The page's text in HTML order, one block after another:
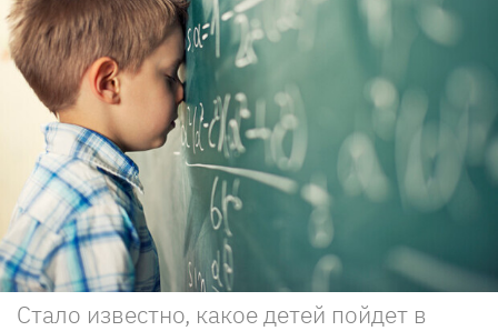
Стало известно, какое детей пойдет в